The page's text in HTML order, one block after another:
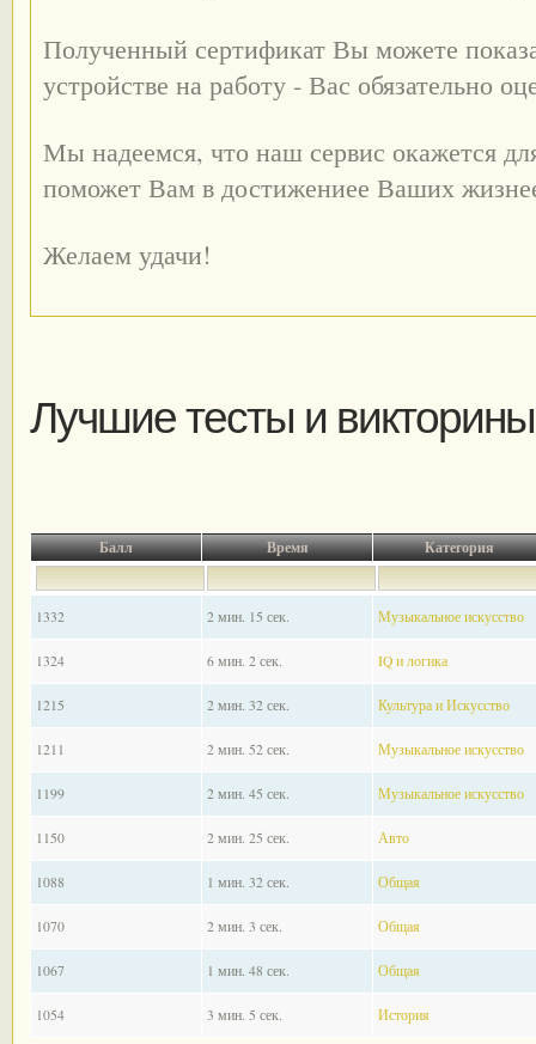
Полученный сертификат Вы можете
устройстве на работу - Вас обязательно
Мы надеемся, что наш сервис окажется
поможет Вам в достижениее Ваших
Желаем удачи!
Лучшие тесты и викторины
Балл Время Категория
1332 2 мин. 15 сек. Музыкальное искусство
1324 6 мин. 2 сек. IQ и логика
1215 2 мин. 32 сек. Культура и Искусство
1211 2 мин. 52 сек. Музыкальное искусство
1199 2 мин. 45 сек. Музыкальное искусство
1150 2 мин. 25 сек. Авто
1088 1 мин. 32 сек. Общая
1070 2 мин. 3 сек. Общая
1067 1 мин. 48 сек. Общая
1054 3 мин. 5 сек. История